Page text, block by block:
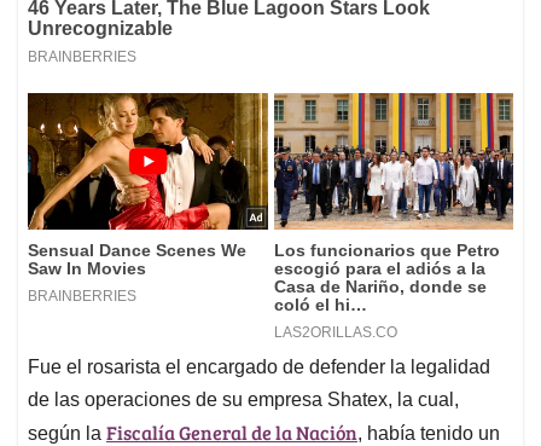
Fue el rosarista el encargado de defender la legalidad
de las operaciones de su empresa Shatex, la cual,
según la Fiscalía General de la Nación, había tenido un